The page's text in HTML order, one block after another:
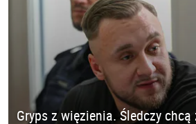
Gryps z więzienia. Śledczy